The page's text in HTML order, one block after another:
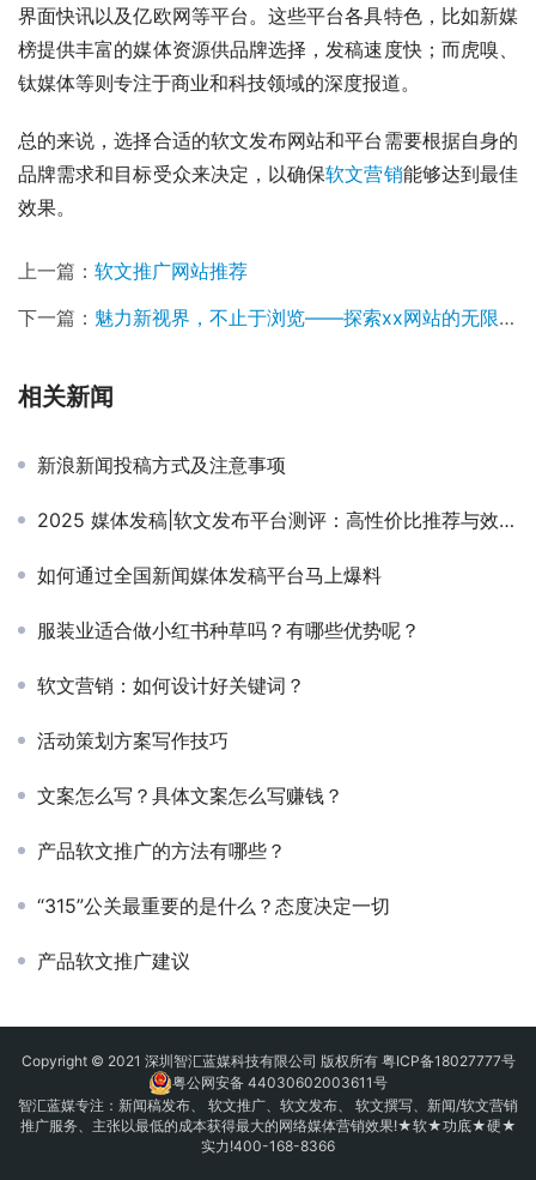
界面快讯以及亿欧网等平台。这些平台各具特色，比如新媒
榜提供丰富的媒体资源供品牌选择，发稿速度快；而虎嗅、
钛媒体等则专注于商业和科技领域的深度报道。
总的来说，选择合适的软文发布网站和平台需要根据自身的
品牌需求和目标受众来决定，以确保软文营销能够达到最佳
效果。
上一篇： 软文推广网站推荐
下一篇： 魅力新视界，不止于浏览——探索xx网站的无限可能
相关新闻
新浪新闻投稿方式及注意事项
2025 媒体发稿|软文发布平台测评：高性价比推荐与效果指南
如何通过全国新闻媒体发稿平台马上爆料
服装业适合做小红书种草吗？有哪些优势呢？
软文营销：如何设计好关键词？
活动策划方案写作技巧
文案怎么写？具体文案怎么写赚钱？
产品软文推广的方法有哪些？
“315”公关最重要的是什么？态度决定一切
产品软文推广建议
Copyright © 2021 深圳智汇蓝媒科技有限公司 版权所有 粤ICP备18027777号
粤公网安备 44030602003611号
智汇蓝媒专注： 新闻稿发布、 软文推广、 软文发布、 软文撰写、新闻/软文营销
推广服务、主张以最低的成本获得最大的网络媒体营销效果!★软★功底★硬★
实力!400-168-8366